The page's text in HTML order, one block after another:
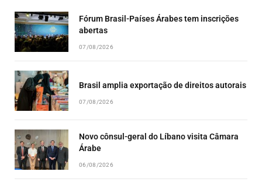
Fórum Brasil-Países Árabes tem inscrições
abertas
07/08/2026
Brasil amplia exportação de direitos autorais
07/08/2026
Novo cônsul-geral do Líbano visita Câmara
Árabe
06/08/2026